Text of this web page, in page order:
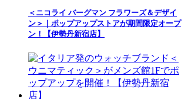
＜ニコライ バーグマン フラワーズ＆デザイ
ン＞｜ポップアップストアが期間限定オープ
ン！【伊勢丹新宿店】